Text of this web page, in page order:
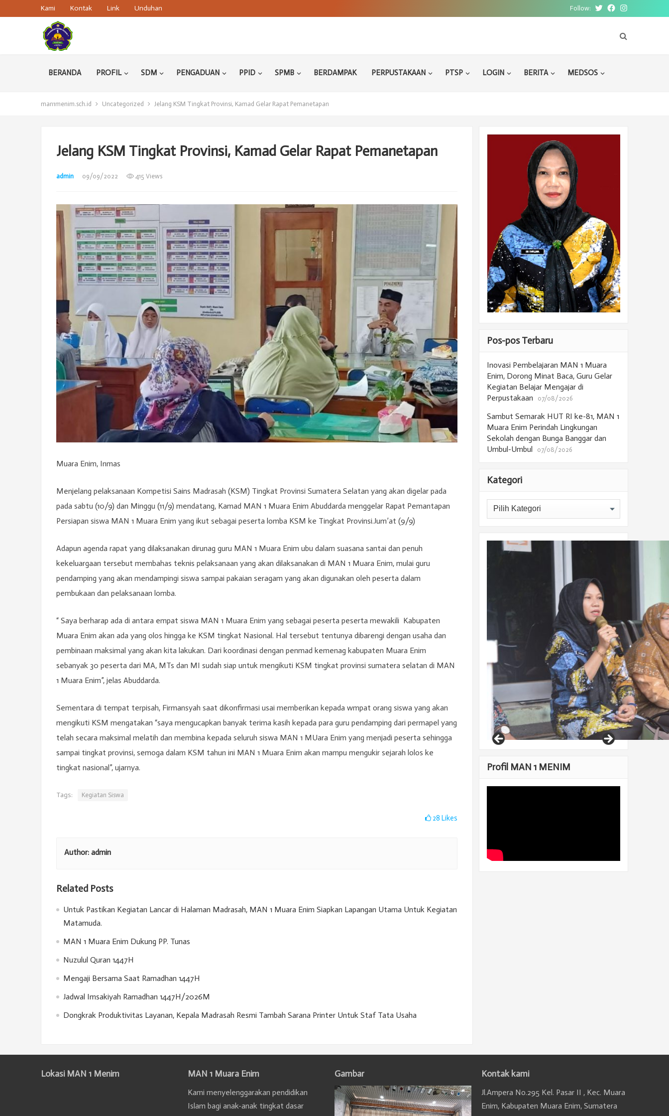
Kami Kontak Link Unduhan Follow: TwitterFacebookInstagram
BERANDA PROFIL SDM PENGADUAN PPID SPMB BERDAMPAK PERPUSTAKAAN PTSP LOGIN BERITA MEDSOS
man1menim.sch.id Uncategorized Jelang KSM Tingkat Provinsi, Kamad Gelar Rapat Pemanetapan
Jelang KSM Tingkat Provinsi, Kamad Gelar Rapat Pemanetapan
admin 09/09/2022 415 Views
Muara Enim, Inmas
Menjelang pelaksanaan Kompetisi Sains Madrasah (KSM) Tingkat Provinsi Sumatera Selatan yang akan digelar pada
pada sabtu (10/9) dan Minggu (11/9) mendatang, Kamad MAN 1 Muara Enim Abuddarda menggelar Rapat Pemantapan
Persiapan siswa MAN 1 Muara Enim yang ikut sebagai peserta lomba KSM ke Tingkat Provinsi.Jum’at (9/9)
Adapun agenda rapat yang dilaksanakan dirunag guru MAN 1 Muara Enim ubu dalam suasana santai dan penuh
kekeluargaan tersebut membahas teknis pelaksanaan yang akan dilaksanakan di MAN 1 Muara Enim, mulai guru
pendamping yang akan mendampingi siswa sampai pakaian seragam yang akan digunakan oleh peserta dalam
pembukaan dan pelaksanaan lomba.
“ Saya berharap ada di antara empat siswa MAN 1 Muara Enim yang sebagai peserta peserta mewakili Kabupaten
Muara Enim akan ada yang olos hingga ke KSM tingkat Nasional. Hal tersebut tentunya dibarengi dengan usaha dan
pembinaan maksimal yang akan kita lakukan. Dari koordinasi dengan penmad kemenag kabupaten Muara Enim
sebanyak 30 peserta dari MA, MTs dan MI sudah siap untuk mengikuti KSM tingkat provinsi sumatera selatan di MAN
1 Muara Enim”, jelas Abuddarda.
Sementara di tempat terpisah, Firmansyah saat dikonfirmasi usai memberikan kepada wmpat orang siswa yang akan
mengikuti KSM mengatakan “saya mengucapkan banyak terima kasih kepada para guru pendamping dari permapel yang
telah secara maksimal melatih dan membina kepada seluruh siswa MAN 1 MUara Enim yang menjadi peserta sehingga
sampai tingkat provinsi, semoga dalam KSM tahun ini MAN 1 Muara Enim akan mampu mengukir sejarah lolos ke
tingkat nasional”, ujarnya.
Tags: Kegiatan Siswa
28 Likes
Author: admin
Related Posts
Untuk Pastikan Kegiatan Lancar di Halaman Madrasah, MAN 1 Muara Enim Siapkan Lapangan Utama Untuk Kegiatan
Matamuda.
MAN 1 Muara Enim Dukung PP. Tunas
Nuzulul Quran 1447H
Mengaji Bersama Saat Ramadhan 1447H
Jadwal Imsakiyah Ramadhan 1447H/2026M
Dongkrak Produktivitas Layanan, Kepala Madrasah Resmi Tambah Sarana Printer Untuk Staf Tata Usaha
Pos-pos Terbaru
Inovasi Pembelajaran MAN 1 Muara
Enim, Dorong Minat Baca, Guru Gelar
Kegiatan Belajar Mengajar di
Perpustakaan
07/08/2026
Sambut Semarak HUT RI ke-81, MAN 1
Muara Enim Perindah Lingkungan
Sekolah dengan Bunga Banggar dan
Umbul-Umbul
07/08/2026
Kategori
Kategori
Profil MAN 1 MENIM
Lokasi MAN 1 Menim MAN 1 Muara Enim
Kami menyelenggarakan pendidikan
Islam bagi anak-anak tingkat dasar
Gambar Kontak kami
Jl.Ampera No.295 Kel. Pasar II , Kec. Muara
Enim, Kabupaten Muara Enim, Sumatera